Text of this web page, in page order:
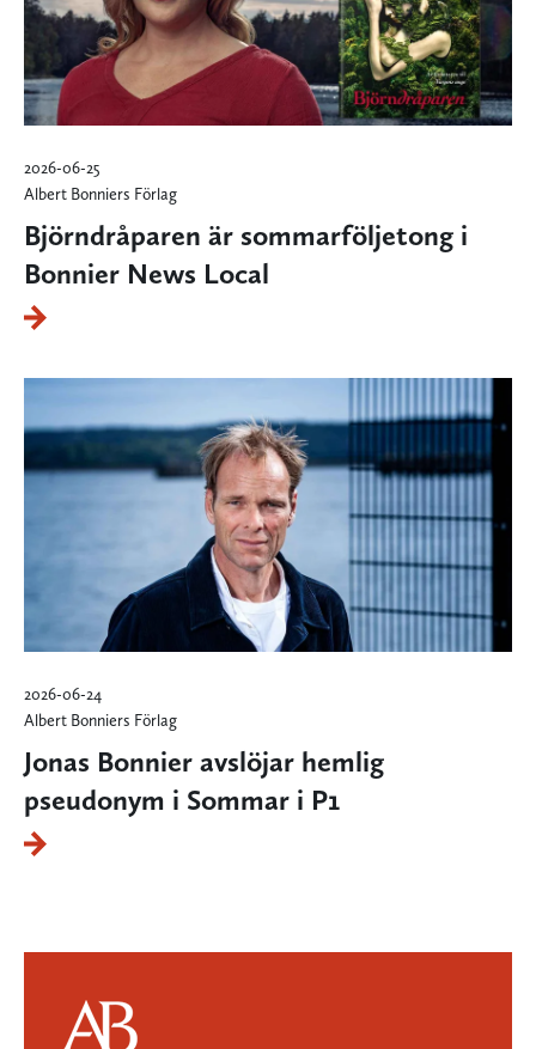
2026-06-25
Albert Bonniers Förlag
Björndråparen är sommarföljetong i
Bonnier News Local
2026-06-24
Albert Bonniers Förlag
Jonas Bonnier avslöjar hemlig
pseudonym i Sommar i P1